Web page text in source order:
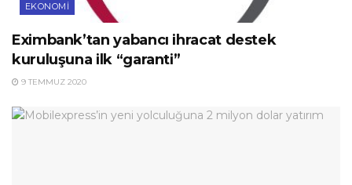
EKONOMI
Eximbank’tan yabancı ihracat destek
kuruluşuna ilk “garanti”
9 TEMMUZ 2020